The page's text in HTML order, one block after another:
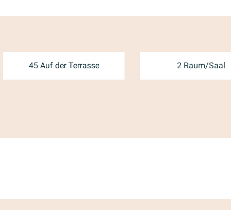
45 Auf der Terrasse 2 Raum/Saal